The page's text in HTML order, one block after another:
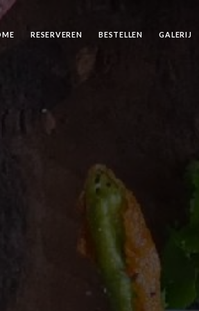
RESERVEREN BESTELLEN GALERIJ